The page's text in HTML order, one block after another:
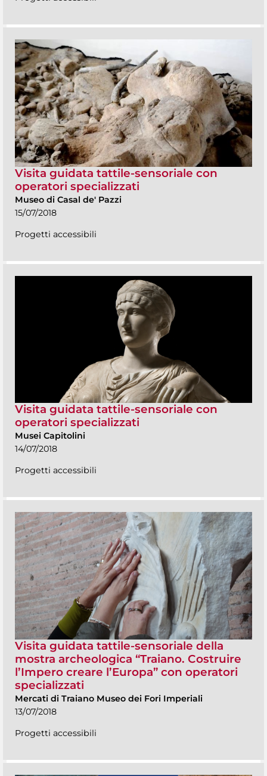
Visita guidata tattile-sensoriale con
operatori specializzati
Museo di Casal de' Pazzi
15/07/2018
Progetti accessibili
Visita guidata tattile-sensoriale con
operatori specializzati
Musei Capitolini
14/07/2018
Progetti accessibili
Visita guidata tattile-sensoriale della
mostra archeologica “Traiano. Costruire
l’Impero creare l’Europa” con operatori
specializzati
Mercati di Traiano Museo dei Fori Imperiali
13/07/2018
Progetti accessibili